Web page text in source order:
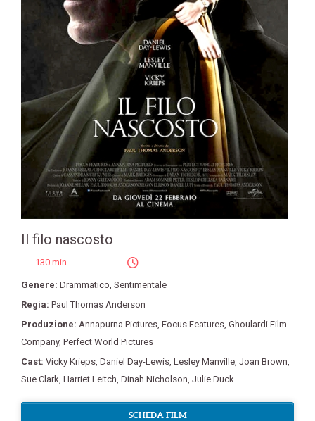
Il filo nascosto
130 min
Genere: Drammatico, Sentimentale
Regia: Paul Thomas Anderson
Produzione: Annapurna Pictures, Focus Features, Ghoulardi Film
Company, Perfect World Pictures
Cast: Vicky Krieps, Daniel Day-Lewis, Lesley Manville, Joan Brown,
Sue Clark, Harriet Leitch, Dinah Nicholson, Julie Duck
SCHEDA FILM